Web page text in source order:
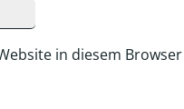
in diesem